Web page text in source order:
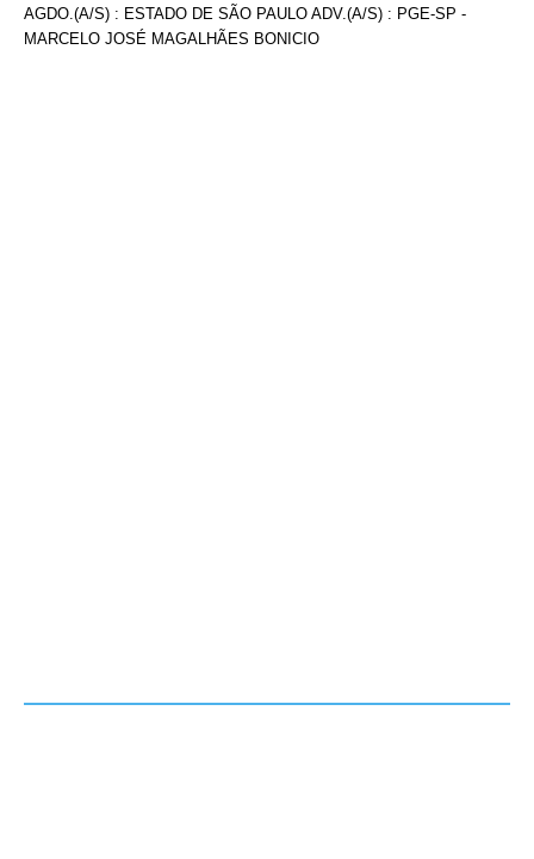
AGDO.(A/S) : ESTADO DE SÃO PAULO ADV.(A/S) : PGE-SP -
MARCELO JOSÉ MAGALHÃES BONICIO